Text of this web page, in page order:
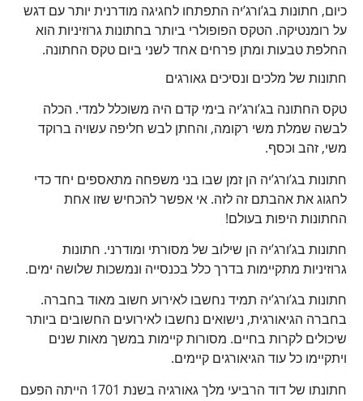
כיום, חתונות בג’ורג’יה התפתחו לחגיגה מודרנית יותר עם דגש
על רומנטיקה. הטקס הפופולרי ביותר בחתונות גרוזיניות הוא
החלפת טבעות ומתן פרחים אחד לשני ביום טקס החתונה.
חתונות של מלכים ונסיכים גאורגים
טקס החתונה בג’ורג’יה בימי קדם היה משוכלל למדי. הכלה
לבשה שמלת משי רקומה, והחתן לבש חליפה עשויה ברוקד
משי, זהב וכסף.
חתונות בג’ורג’יה הן זמן שבו בני משפחה מתאספים יחד כדי
לחגוג את אהבתם זה לזה. אי אפשר להכחיש שזו אחת
החתונות היפות בעולם!
חתונות בג’ורג’יה הן שילוב של מסורתי ומודרני. חתונות
גרוזיניות מתקיימות בדרך כלל בכנסייה ונמשכות שלושה ימים.
חתונות בג’ורג’יה תמיד נחשבו לאירוע חשוב מאוד בחברה.
בחברה הגיאורגית, נישואים נחשבו לאירועים החשובים ביותר
שיכולים לקרות בחיים. מסורות קיימות במשך מאות שנים
ויתקיימו כל עוד הגיאורגים קיימים.
חתונתו של דוד הרביעי מלך גאורגיה בשנת 1701 הייתה הפעם